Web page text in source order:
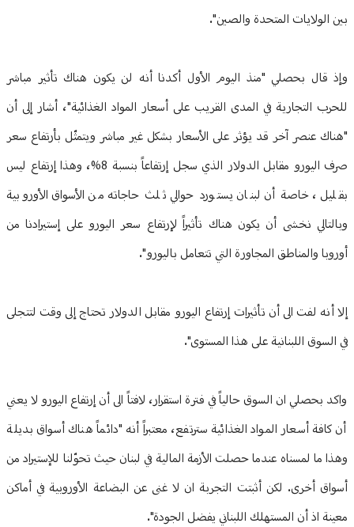
بين الولايات المتحدة والصين".
وإذ قال بحصلي "منذ اليوم الأول أكدنا أنه لن يكون هناك تأثير مباشر
للحرب التجارية في المدى القريب على أسعار المواد الغذائية"، أشار إلى أن
"هناك عنصر آخر قد يؤثر على الأسعار بشكل غير مباشر ويتمثّل بأرتفاع سعر
صرف اليورو مقابل الدولار الذي سجل إرتفاعاً بنسبة 8%، وهذا إرتفاع ليس
بقليل، خاصة أن لبنان يستورد حوالي ثلث حاجاته من الأسواق الأوروبية
وبالتالي نخشى أن يكون هناك تأثيراً لإرتفاع سعر اليورو على إستيرادنا من
أوروبا والمناطق المجاورة التي تتعامل باليورو".
إلا أنه لفت الى أن تأثيرات إرتفاع اليورو مقابل الدولار تحتاج إلى وقت لتتجلى
في السوق اللبنانية على هذا المستوى".
واكد بحصلي ان السوق حالياً في فترة استقرار، لافتاً الى أن إرتفاع اليورو لا يعني
أن كافة أسعار المواد الغذائية سترتفع، معتبراً أنه "دائماً هناك أسواق بديلة
وهذا ما لمسناه عندما حصلت الأزمة المالية في لبنان حيث تحوّلنا للإستيراد من
أسواق أخرى. لكن أثبتت التجربة ان لا غنى عن البضاعة الأوروبية في أماكن
معينة اذ أن المستهلك اللبناني يفضل الجودة".